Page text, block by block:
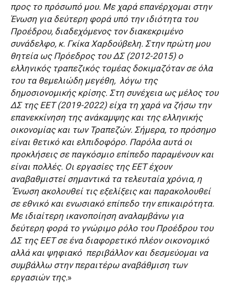
προς το πρόσωπό μου. Με χαρά επανέρχομαι στην
Ένωση για δεύτερη φορά υπό την ιδιότητα του
Προέδρου, διαδεχόμενος τον διακεκριμένο
συνάδελφο, κ. Γκίκα Χαρδούβελη. Στην πρώτη μου
θητεία ως Πρόεδρος του ΔΣ (2012-2015) ο
ελληνικός τραπεζικός τομέας δοκιμαζόταν σε όλα
του τα θεμελιώδη μεγέθη, λόγω της
δημοσιονομικής κρίσης. Στη συνέχεια ως μέλος του
ΔΣ της ΕΕΤ (2019-2022) είχα τη χαρά να ζήσω την
επανεκκίνηση της ανάκαμψης και της ελληνικής
οικονομίας και των Τραπεζών. Σήμερα, το πρόσημο
είναι θετικό και ελπιδοφόρο. Παρόλα αυτά οι
προκλήσεις σε παγκόσμιο επίπεδο παραμένουν και
είναι πολλές. Οι εργασίες της ΕΕΤ έχουν
αναβαθμιστεί σημαντικά τα τελευταία χρόνια, η
΄Ένωση ακολουθεί τις εξελίξεις και παρακολουθεί
σε εθνικό και ενωσιακό επίπεδο την επικαιρότητα.
Με ιδιαίτερη ικανοποίηση αναλαμβάνω για
δεύτερη φορά το γνώριμο ρόλο του Προέδρου του
ΔΣ της ΕΕΤ σε ένα διαφορετικό πλέον οικονομικό
αλλά και ψηφιακό περιβάλλον και δεσμεύομαι να
συμβάλλω στην περαιτέρω αναβάθμιση των
εργασιών της.»